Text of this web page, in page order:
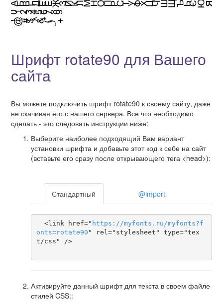
Шрифт rotate90 для Вашего
сайта
Вы можете подключить шрифт rotate90 к своему сайту, даже
не скачивая его с нашего сервера. Все что необходимо
сделать - это следовать инструкции ниже:
Выберите наиболее подходящий Вам вариант
установки шрифта и добавьте этот код к себе на сайт
(вставьте его сразу после открывающего тега <head>):
Стандартный @import
  <link href="
https ://myfonts . ru/myfonts?f
onts=rotate90 " rel="stylesheet" type="tex
t/css" />
Активируйте данный шрифт для текста в своем файле
стилей CSS::